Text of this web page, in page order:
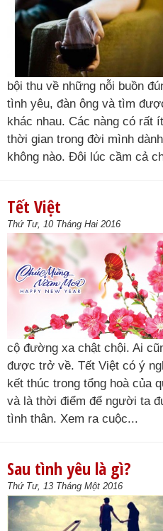
bội thu về những nỗi buồn
tình yêu, đàn ông và tìm
khác nhau. Các nàng có rất
thời gian trong đời mình
không nào. Đôi lúc cầm cả
Tết Việt
Thứ Tư, 10 Tháng Hai 2016
cộ đường xa chật chội. Ai
được trở về. Tết Việt có ý
kết thúc trong tổng hoà của
và là thời điểm để người ta
tình thân. Xem ra cuộc...
Sau tình yêu là gì?
Thứ Tư, 13 Tháng Một 2016